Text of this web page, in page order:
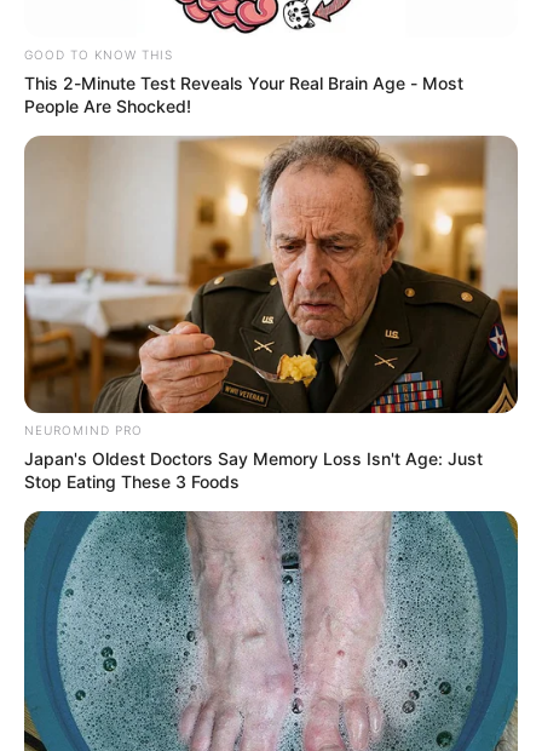
Ozone de la Sports Racing Series (SRS)
Witold Gilarski - Polaco - 2025
Por:Verónica Gómez Perea
Marzo 10, 2025
COMPARTIR
UNIRSE AL CANAL DE WHATSAPP
Este lunes 10 de marzose cumplen 10 días de la
desaparición del deportista polaco Witold Gilarski
GOOD TO KNOW THIS
This 2-Minute Test Reveals Your Real Brain Age - Most
People Are Shocked!
NEUROMIND PRO
Japan's Oldest Doctors Say Memory Loss Isn't Age: Just
Stop Eating These 3 Foods